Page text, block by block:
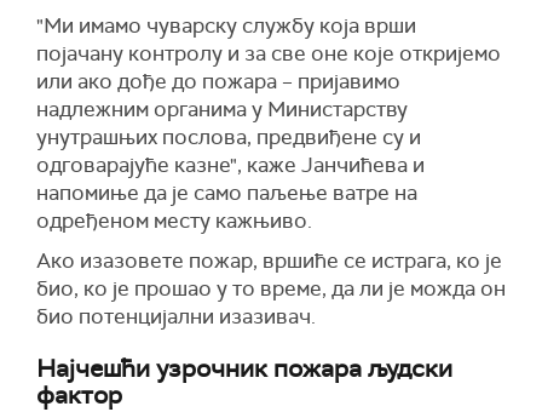
"Ми имамо чуварску службу која врши
појачану контролу и за све оне које откријемо
или ако дође до пожара – пријавимо
надлежним органима у Министарству
унутрашњих послова, предвиђене су и
одговарајуће казне", каже Јанчићева и
напомиње да је само паљење ватре на
одређеном месту кажњиво.
Ако изазовете пожар, вршиће се истрага, ко је
био, ко је прошао у то време, да ли је можда он
био потенцијални изазивач.
Најчешћи узрочник пожара људски
фактор